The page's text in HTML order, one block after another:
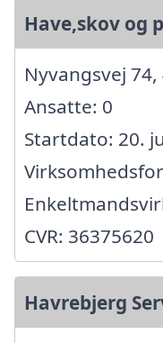
Have,skov og
Nyvangsvej
Ansatte: 0
Startdato: 20.
CVR: 36375620
Havrebjerg